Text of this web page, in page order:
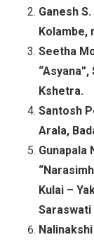
Ganesh
Kolambe,
Seetha
Kshetra.
Santosh
Arala,
Gunapala
Kulai –
Saraswati